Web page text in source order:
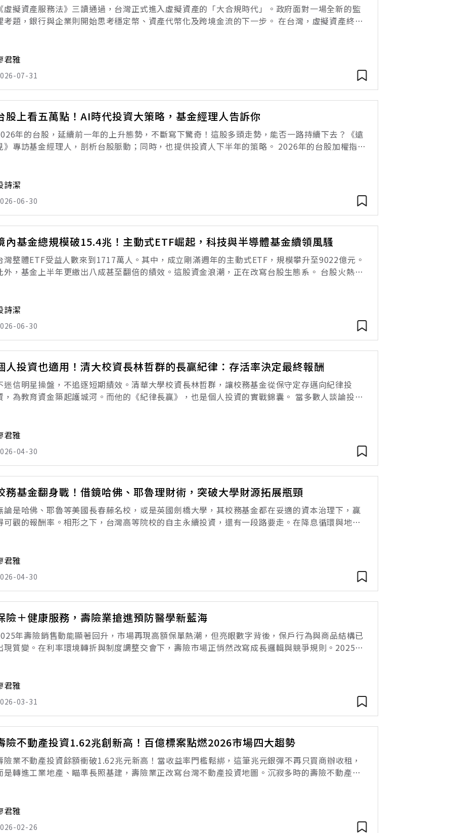
虛擬資產服務法》三讀通過，台灣正式進入虛擬資產的「大合規時代」。政府面對一場全新的監
考題，銀行與企業則開始思考穩定幣、資產代幣化及跨境金流的下一步。 在台灣，虛擬資產終於
君雅
07-31
股上看五萬點！AI時代投資大策略，基金經理人告訴你
年的台股，延續前一年的上升態勢，不斷寫下驚奇！這股多頭走勢，能否一路持續下去？《遠
》專訪基金經理人，剖析台股脈動；同時，也提供投資人下半年的策略。 2026年的台股加權指
詩潔
06-30
內基金總規模破15.4兆！主動式ETF崛起，科技與半導體基金續領風騷
灣整體ETF受益人數來到1717萬人。其中，成立剛滿週年的主動式ETF，規模攀升至9022億元。
外，基金上半年更繳出八成甚至翻倍的績效。這股資金浪潮，正在改寫台股生態系。 台股火熱暴
詩潔
06-30
人投資也適用！清大校資長林哲群的長贏紀律：存活率決定最終報酬
迷信明星操盤，不追逐短期績效。清華大學校資長林哲群，讓校務基金從保守定存邁向紀律投
，為教育資金築起護城河。而他的《紀律長贏》，也是個人投資的實戰錦囊。 當多數人談論投
君雅
04-30
務基金翻身戰！借鏡哈佛、耶魯理財術，突破大學財源拓展瓶頸
論是哈佛、耶魯等美國長春藤名校，或是英國劍橋大學，其校務基金都在妥適的資本治理下，贏
可觀的報酬率。相形之下，台灣高等院校的自主永續投資，還有一段路要走。在降息循環與地緣
君雅
04-30
險＋健康服務，壽險業搶進預防醫學新藍海
年壽險銷售動能顯著回升，市場再現高額保單熱潮，但亮眼數字背後，保戶行為與商品結構已
現質變。在利率環境轉折與制度調整交會下，壽險市場正悄然改寫成長邏輯與競爭規則。2025
君雅
03-31
險不動產投資1.62兆創新高！百億標案點燃2026市場四大趨勢
險業不動產投資餘額衝破1.62兆元新高！當收益率門檻鬆綁，這筆兆元銀彈不再只買商辦收租，
是轉進工業地產、瞄準長照基建，壽險業正改寫台灣不動產投資地圖。沉寂多時的壽險不動產投
君雅
02-26